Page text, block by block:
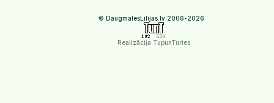
© DaugmalesLilijas.lv 2006-2026
Realizācija TupunTuries